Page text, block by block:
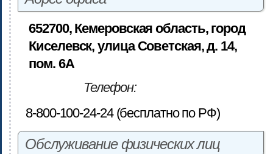
652700, Кемеровская область, город
Киселевск, улица Советская, д. 14,
пом. 6А
Телефон:
8-800-100-24-24 (бесплатно по РФ)
Обслуживание физических лиц